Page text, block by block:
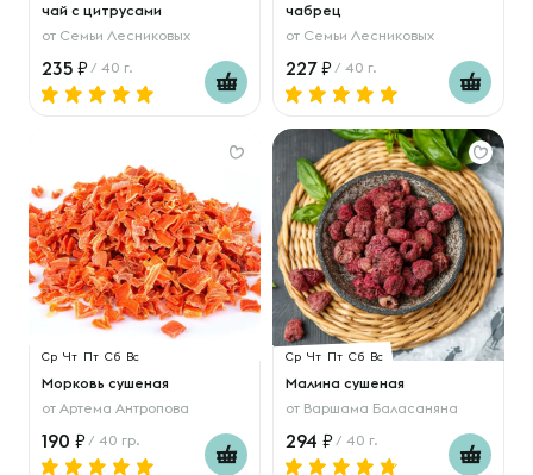
чай с цитрусами
от Семьи Лесниковых
235 / 40 г.
чабрец
от Семьи Лесниковых
227 / 40 г.
Ср Чт Пт Сб Вс
Морковь сушеная
от Артема Антропова
190 / 40 гр.
Ср Чт Пт Сб Вс
Малина сушеная
от Варшама Баласаняна
294 / 40 г.